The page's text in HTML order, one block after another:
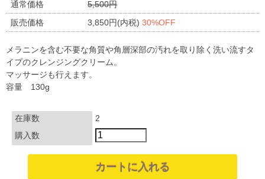
通常価格
5,500円
販売価格
3,850円(内税) 30%OFF
メラニンを含む不要な角質や角層深部の汚れを取り除く洗い流すタ
イプのクレンジングクリーム。
マッサージも行えます。
容量 130g
在庫数
2
購入数